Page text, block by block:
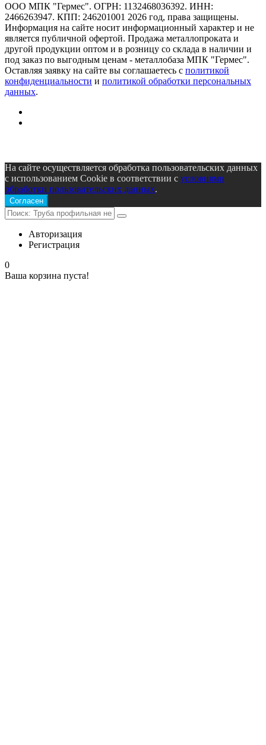
ООО МПК "Гермес". ОГРН: 1132468036392. ИНН:
2466263947. КПП: 246201001 2026 год, права защищены.
Информация на сайте носит информационный характер и не
является публичной офертой. Продажа металлопроката и
другой продукции оптом и в розницу со склада в наличии и
под заказ по выгодным ценам - металлобаза МПК "Гермес".
Оставляя заявку на сайте вы соглашаетесь с политикой
конфиденциальности и политикой обработки персональных
данных.
На сайте осуществляется обработка пользовательских данных
с использованием Cookie в соответствии с условиями
обработки пользовательских данных.
Согласен
Авторизация
Регистрация
0
Ваша корзина пуста!